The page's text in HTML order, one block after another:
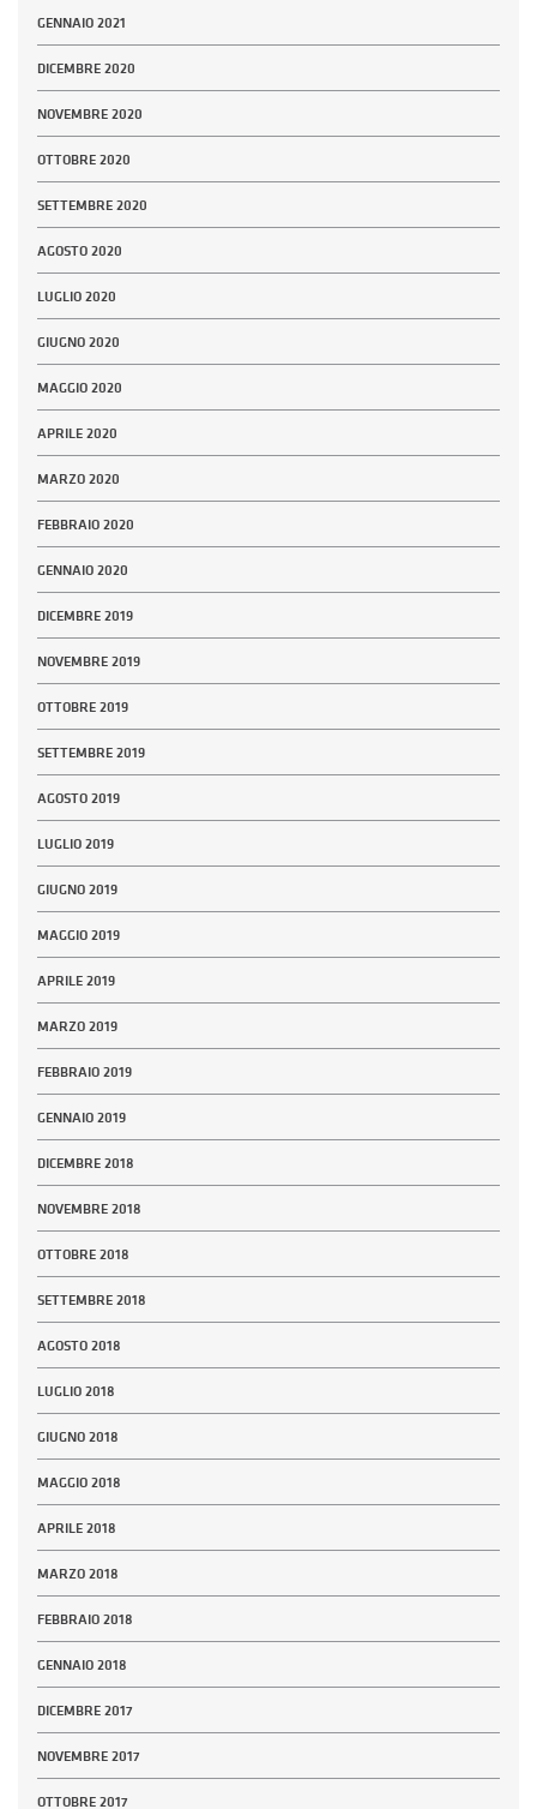
GENNAIO 2021
DICEMBRE 2020
NOVEMBRE 2020
OTTOBRE 2020
SETTEMBRE 2020
AGOSTO 2020
LUGLIO 2020
GIUGNO 2020
MAGGIO 2020
APRILE 2020
MARZO 2020
FEBBRAIO 2020
GENNAIO 2020
DICEMBRE 2019
NOVEMBRE 2019
OTTOBRE 2019
SETTEMBRE 2019
AGOSTO 2019
LUGLIO 2019
GIUGNO 2019
MAGGIO 2019
APRILE 2019
MARZO 2019
FEBBRAIO 2019
GENNAIO 2019
DICEMBRE 2018
NOVEMBRE 2018
OTTOBRE 2018
SETTEMBRE 2018
AGOSTO 2018
LUGLIO 2018
GIUGNO 2018
MAGGIO 2018
APRILE 2018
MARZO 2018
FEBBRAIO 2018
GENNAIO 2018
DICEMBRE 2017
NOVEMBRE 2017
OTTOBRE 2017